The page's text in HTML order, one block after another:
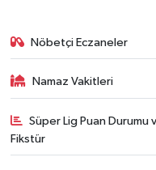
Nöbetçi Eczaneler
Namaz Vakitleri
Süper Lig Puan Durumu
Fikstür